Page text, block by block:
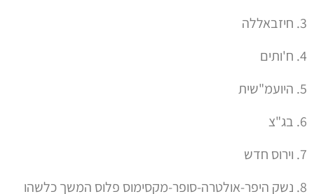
3. חיזבאללה
4. ח'ותים
5. היועמ"שית
6. בג"צ
7. וירוס חדש
8. נשק היפר-אולטרה-סופר-מקסימוס פלוס המשך כלשהו